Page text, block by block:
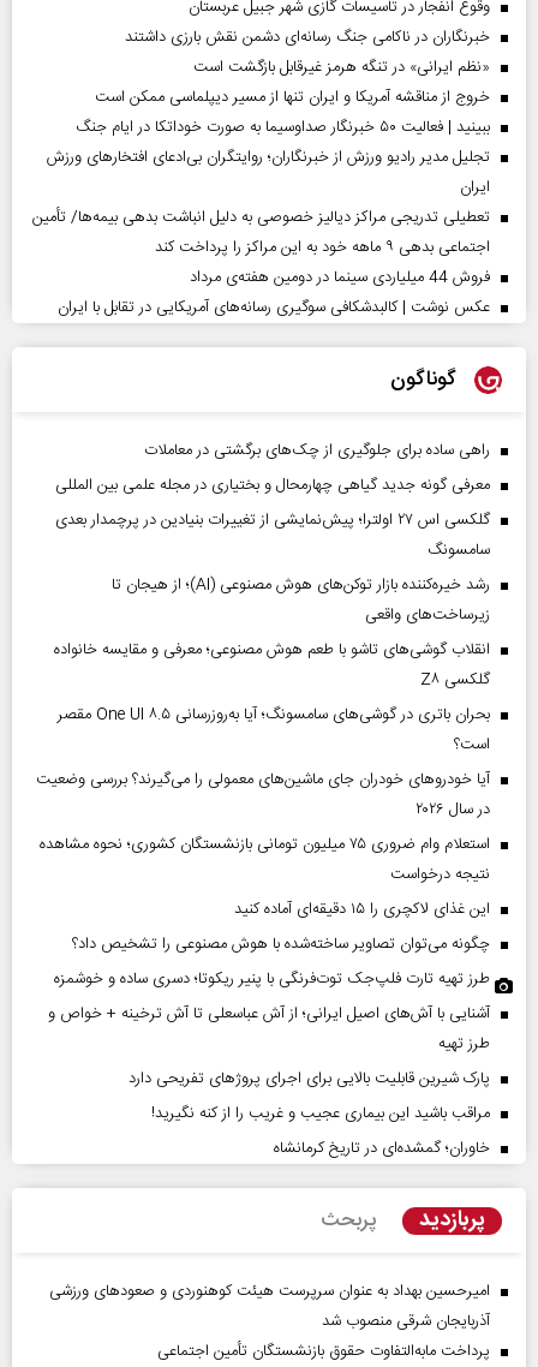
وقوع انفجار در تاسیسات گازی شهر جبیل عربستان
خبرنگاران در ناکامی جنگ رسانه‌ای دشمن نقش بارزی داشتند
«نظم ایرانی» در تنگه هرمز غیرقابل بازگشت است
خروج از مناقشه آمریکا و ایران تنها از مسیر دیپلماسی ممکن است
ببینید | فعالیت ۵۰ خبرنگار صداوسیما به صورت خوداتکا در ایام جنگ
تجلیل مدیر رادیو ورزش از خبرنگاران؛ روایتگران بی‌ادعای افتخارهای ورزش
ایران
تعطیلی تدریجی مراکز دیالیز خصوصی به دلیل انباشت بدهی بیمه‌ها/ تأمین
اجتماعی بدهی ۹ ماهه خود به این مراکز را پرداخت کند
فروش 44 میلیاردی سینما در دومین هفته‌ی مرداد
عکس نوشت | کالبدشکافی سوگیری رسانه‌های آمریکایی در تقابل با ایران
گوناگون
راهی ساده برای جلوگیری از چک‌های برگشتی در معاملات
معرفی گونه جدید گیاهی چهارمحال و بختیاری در مجله علمی بین المللی
گلکسی اس ۲۷ اولترا؛ پیش‌نمایشی از تغییرات بنیادین در پرچمدار بعدی
سامسونگ
رشد خیره‌کننده بازار توکن‌های هوش مصنوعی (AI)؛ از هیجان تا
زیرساخت‌های واقعی
انقلاب گوشی‌های تاشو‌ با طعم هوش مصنوعی؛ معرفی و مقایسه خانواده
گلکسی Z۸
بحران باتری در گوشی‌های سامسونگ؛ آیا به‌روزرسانی One UI ۸.۵ مقصر
است؟
آیا خودروهای خودران جای ماشین‌های معمولی را می‌گیرند؟ بررسی وضعیت
در سال ۲۰۲۶
استعلام وام ضروری ۷۵ میلیون تومانی بازنشستگان کشوری؛ نحوه مشاهده
نتیجه درخواست
این غذای لاکچری را ۱۵ دقیقه‌ای آماده کنید
چگونه می‌توان تصاویر ساخته‌شده با هوش مصنوعی را تشخیص داد؟
طرز تهیه تارت فلپ‌جک توت‌فرنگی با پنیر ریکوتا؛ دسری ساده و خوشمزه
آشنایی با آش‌های اصیل ایرانی؛ از آش عباسعلی تا آش ترخینه + خواص و
طرز تهیه
پارک شیرین قابلیت‌ بالایی برای اجرای پروژهای تفریحی دارد
مراقب باشید این بیماری عجیب و غریب را از کنه نگیرید!
خاوران؛ گمشده‌ای در تاریخ کرمانشاه
پربازدید پربحث
امیرحسین بهداد به عنوان سرپرست هیئت کوهنوردی و صعودهای ورزشی
آذربایجان شرقی منصوب شد
پرداخت مابه‌التفاوت حقوق بازنشستگان تأمین اجتماعی